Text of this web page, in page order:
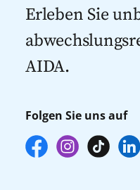
mehr zur
Ihrer
online über
Kreuzfahrten 2027
Erleben Sie
AIDA.
Folgen Sie uns auf